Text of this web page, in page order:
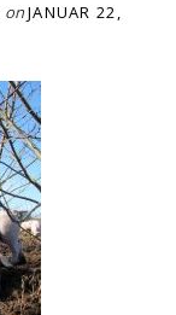
onJANUAR 22,